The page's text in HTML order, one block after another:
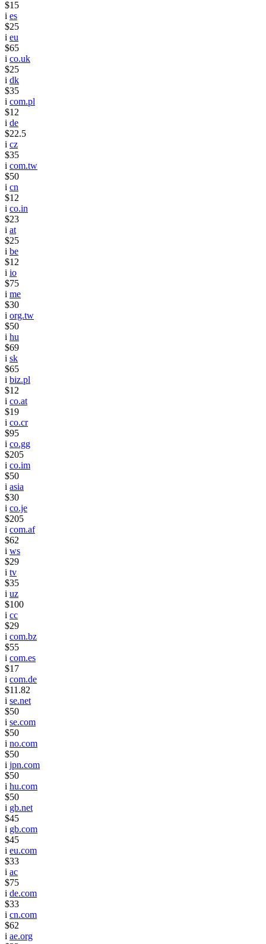
$15
i es
$25
i eu
$65
i co.uk
$25
i dk
$35
i com.pl
$12
i de
$22.5
i cz
$35
i com.tw
$50
i cn
$12
i co.in
$23
i at
$25
i be
$12
i io
$75
i me
$30
i org.tw
$50
i hu
$69
i sk
$65
i biz.pl
$12
i co.at
$19
i co.cr
$95
i co.gg
$205
i co.im
$50
i asia
$30
i co.je
$205
i com.af
$62
i ws
$29
i tv
$35
i uz
$100
i cc
$29
i com.bz
$55
i com.es
$17
i com.de
$11.82
i se.net
$50
i se.com
$50
i no.com
$50
i jpn.com
$50
i hu.com
$50
i gb.net
$45
i gb.com
$45
i eu.com
$33
i ac
$75
i de.com
$33
i cn.com
$62
i ae.org